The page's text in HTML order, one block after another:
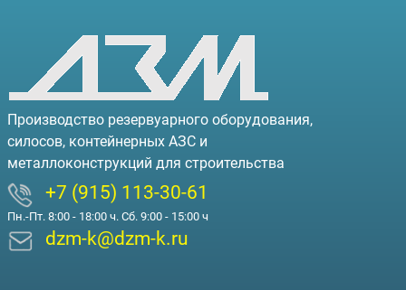
Производство резервуарного оборудования,
силосов, контейнерных АЗС и
металлоконструкций для строительства
+7 (915) 113-30-61
Пн.-Пт. 8:00 - 18:00 ч. Сб. 9:00 - 15:00 ч
dzm-k@dzm-k.ru